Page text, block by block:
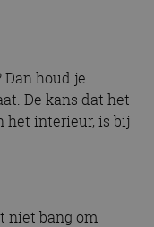
houd je
De kans dat het
het interieur, is bij
niet bang om